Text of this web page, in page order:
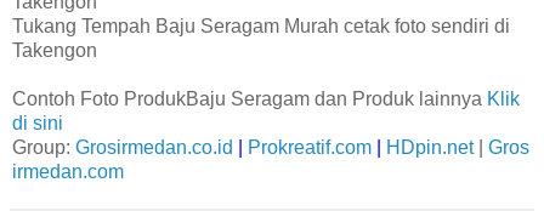
Tukang Tempah Baju Seragam Murah cetak foto sendiri di
Takengon
Contoh Foto ProdukBaju Seragam dan Produk lainnya Klik
di sini
Group: Grosirmedan.co.id Prokreatif.com HDpin.net| Gros
irmedan.com